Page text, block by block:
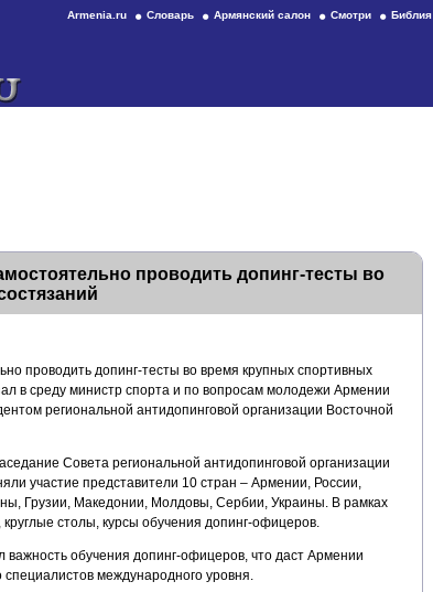
Armenia.ru Словарь Армянский салон Смотри Библия
проводить допинг-тесты во
проводить допинг-тесты во время крупных спортивных
в среду министр спорта и по вопросам молодежи Армении
региональной антидопинговой организации Восточной
Совета региональной антидопинговой организации
участие представители 10 стран – Армении, России,
Грузии, Македонии, Молдовы, Сербии, Украины. В рамках
столы, курсы обучения допинг-офицеров.
обучения допинг-офицеров, что даст Армении
международного уровня.